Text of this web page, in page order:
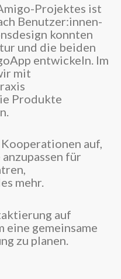
Projektes ist
Benutzer:innen-
konnten
und die beiden
entwickeln. Im
mit
Produkte
auf,
für
mehr.
auf
eine gemeinsame
zu planen.